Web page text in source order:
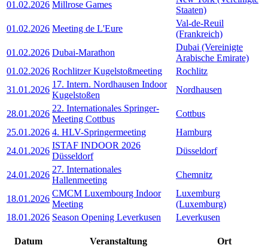
01.02.2026 Millrose Games
Staaten)
01.02.2026 Meeting de L'Eure
Val-de-Reuil
(Frankreich)
01.02.2026 Dubai-Marathon
Dubai (Vereinigte
Arabische Emirate)
01.02.2026 Rochlitzer Kugelstoßmeeting
Rochlitz
31.01.2026
17. Intern. Nordhausen Indoor
Kugelstoßen
Nordhausen
28.01.2026
22. Internationales Springer-
Meeting Cottbus
Cottbus
25.01.2026 4. HLV-Springermeeting
Hamburg
24.01.2026
ISTAF INDOOR 2026
Düsseldorf
Düsseldorf
24.01.2026
27. Internationales
Hallenmeeting
Chemnitz
18.01.2026
CMCM Luxembourg Indoor
Meeting
Luxemburg
(Luxemburg)
18.01.2026 Season Opening Leverkusen Leverkusen
Datum Veranstaltung
Ort